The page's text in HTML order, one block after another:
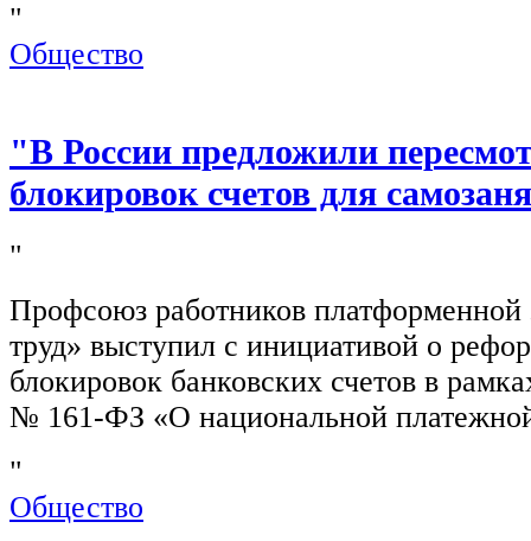
"
Общество
"В России предложили
блокировок счетов для
"
Профсоюз работников
труд» выступил с инициативой о
блокировок банковских счетов в
№ 161-ФЗ «О национальной
"
Общество